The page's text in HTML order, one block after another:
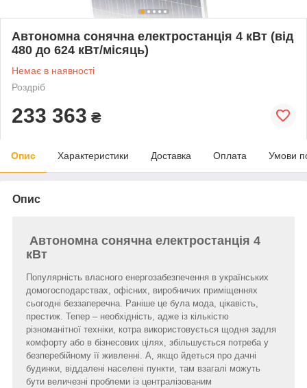
Автономна сонячна електростанція 4 кВт (від
480 до 624 кВт/місяць)
Немає в наявності
Роздріб
233 363 ₴
Опис Характеристики Доставка Оплата Умови
Опис
Автономна сонячна електростанція 4
кВт
Популярність власного енергозабезпечення в українських
домогосподарствах, офісних, виробничих приміщеннях
сьогодні беззаперечна. Раніше це була мода, цікавість,
престиж. Тепер – необхідність, адже із кількістю
різноманітної техніки, котра використовується щодня задля
комфорту або в бізнесових цілях, збільшується потреба у
безперебійному її живленні. А, якщо йдеться про дачні
будинки, віддалені населені пункти, там взагалі можуть
бути величезні проблеми із централізованим